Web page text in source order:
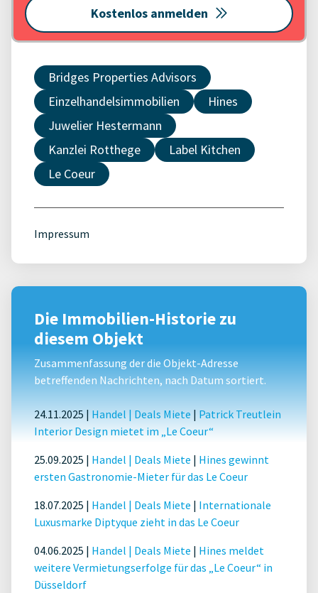
Kostenlos anmelden
Bridges Properties Advisors
Einzelhandelsimmobilien
Hines
Juwelier Hestermann
Kanzlei Rotthege
Label Kitchen
Le Coeur
Impressum
Die Immobilien-Historie zu
diesem Objekt
Zusammenfassung der die Objekt-Adresse
betreffenden Nachrichten, nach Datum sortiert.
24.11.2025 | Handel | Deals Miete | Patrick Treutlein
Interior Design mietet im „Le Coeur“
25.09.2025 | Handel | Deals Miete | Hines gewinnt
ersten Gastronomie-Mieter für das Le Coeur
18.07.2025 | Handel | Deals Miete | Internationale
Luxusmarke Diptyque zieht in das Le Coeur
04.06.2025 | Handel | Deals Miete | Hines meldet
weitere Vermietungserfolge für das „Le Coeur“ in
Düsseldorf